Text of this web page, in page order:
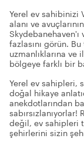
Yerel ev sahibinizi
alanı ve
Skydebanehaven'ı
fazlasını görün.
uzmanlıklarına
bölgeye farklı bir
Yerel ev sahipleri,
doğal hikaye
anekdotlarından
değil, ev sahipleri
şehirlerini sizin